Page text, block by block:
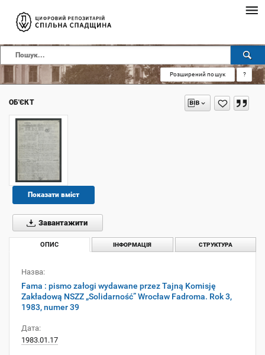
Розширений пошук ?
ОБ'ЄКТ
Показати вміст
Завантажити
ОПИС ІНФОРМАЦІЯ СТРУКТУРА
Назва:
Fama : pismo załogi wydawane przez Tajną Komisję
Zakładową NSZZ „Solidarność” Wrocław Fadroma. Rok 3,
1983, numer 39
Дата:
1983.01.17